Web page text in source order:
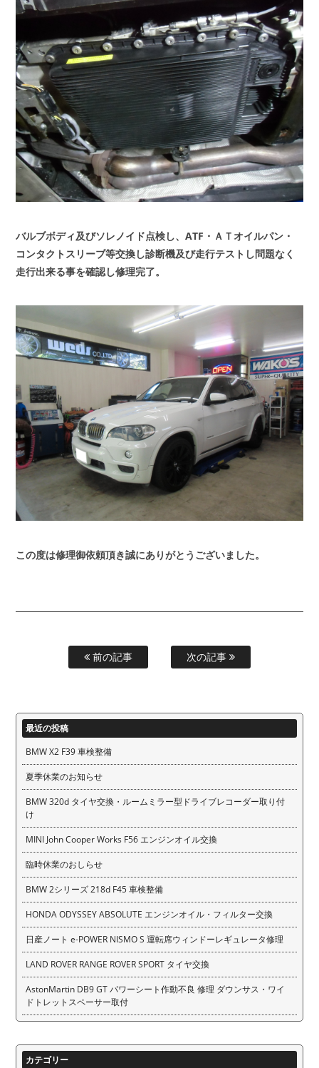
バルブボディ及びソレノイド点検し、ATF・ＡＴオイルパン・
コンタクトスリーブ等交換し診断機及び走行テストし問題なく
走行出来る事を確認し修理完了。
この度は修理御依頼頂き誠にありがとうございました。
前の記事 次の記事
最近の投稿
BMW X2 F39 車検整備
夏季休業のお知らせ
BMW 320d タイヤ交換・ルームミラー型ドライブレコーダー取り付
け
MINI John Cooper Works F56 エンジンオイル交換
臨時休業のおしらせ
BMW 2シリーズ 218d F45 車検整備
HONDA ODYSSEY ABSOLUTE エンジンオイル・フィルター交換
日産ノート e-POWER NISMO S 運転席ウィンドーレギュレータ修理
LAND ROVER RANGE ROVER SPORT タイヤ交換
AstonMartin DB9 GT パワーシート作動不良 修理 ダウンサス・ワイ
ドトレットスペーサー取付
カテゴリー